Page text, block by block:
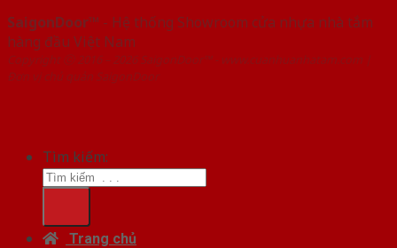
SaigonDoor™ - Hệ thống Showroom cửa nhựa nhà tắm
hàng đầu Việt Nam
Copyright ⓒ 2016 – 2026 SaigonDoor™ - www.cuanhuanhatam.com |
Đơn vị chủ quản SaigonDoor
Tìm kiếm:
Trang chủ